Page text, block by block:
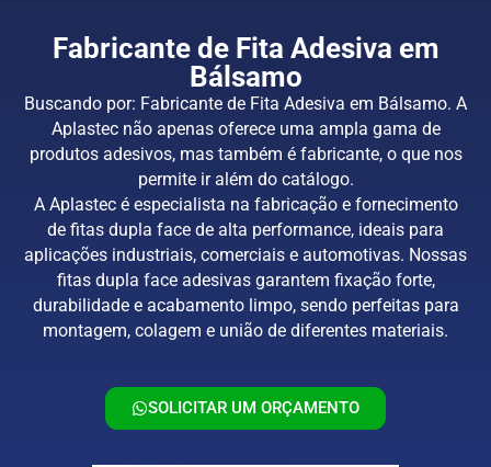
Fabricante de Fita Adesiva em
Bálsamo
Buscando por: Fabricante de Fita Adesiva em Bálsamo. A
Aplastec não apenas oferece uma ampla gama de
produtos adesivos, mas também é fabricante, o que nos
permite ir além do catálogo.
A Aplastec é especialista na fabricação e fornecimento
de fitas dupla face de alta performance, ideais para
aplicações industriais, comerciais e automotivas. Nossas
fitas dupla face adesivas garantem fixação forte,
durabilidade e acabamento limpo, sendo perfeitas para
montagem, colagem e união de diferentes materiais.
SOLICITAR UM ORÇAMENTO